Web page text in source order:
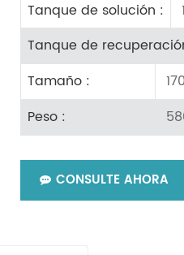
Tanque de solución :
Tanque de
Tamaño :
Peso :
CONSULTE AHORA